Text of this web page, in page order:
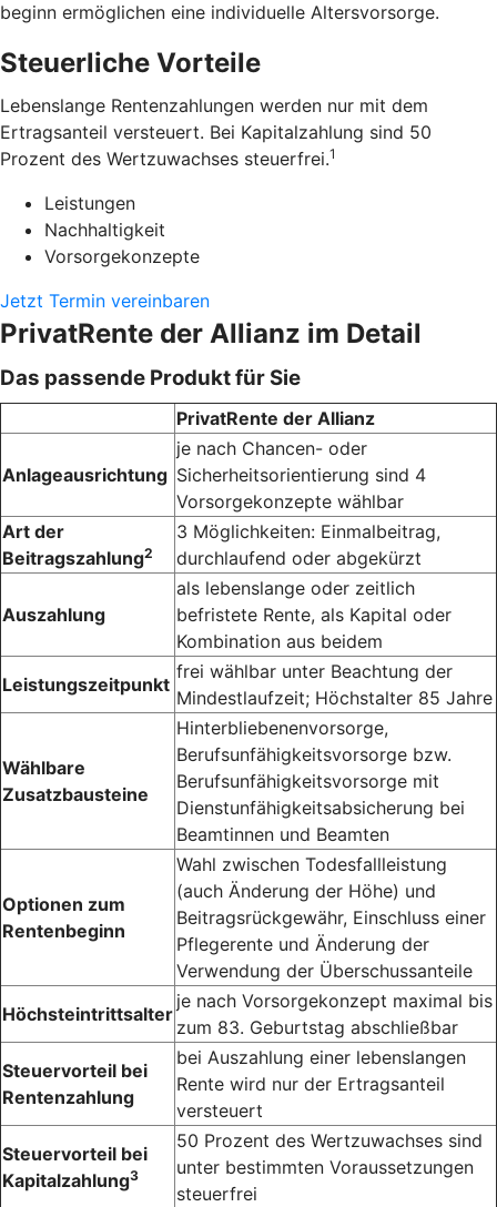
beginn ermöglichen eine individuelle Alters­vorsorge.
Steuerliche Vorteile
Lebens­lange Renten­zahlungen werden nur mit dem
Ertrags­anteil versteuert. Bei Kapital­zahlung sind 50
Prozent des Wert­zuwachses steuerfrei.1
Leistungen
Nachhaltigkeit
Vorsorgekonzepte
Jetzt Termin vereinbaren
PrivatRente der Allianz im Detail
Das passende Produkt für Sie
PrivatRente der Allianz
Anlageausrichtung
je nach Chancen- oder
Sicherheitsorientierung sind 4
Vorsorge­konzepte wählbar
Art der
Beitragszahlung2
3 Möglichkeiten: Einmalbeitrag,
durchlaufend oder abgekürzt
Auszahlung
als lebenslange oder zeitlich
befristete Rente, als Kapital oder
Kombination aus beidem
Leistungszeitpunkt
frei wählbar unter Beachtung der
Mindest­laufzeit; Höchst­alter 85 Jahre
Wählbare
Zusatzbausteine
Hinter­bliebenen­vorsorge,
Berufsunfähigkeitsvorsorge bzw.
Berufs­unfähigkeits­vorsorge mit
Dienst­unfähigkeits­absicherung bei
Beamtinnen und Beamten
Optionen zum
Rentenbeginn
Wahl zwischen Todesfallleistung
(auch Änderung der Höhe) und
Beitragsrückgewähr, Einschluss einer
Pflegerente und Änderung der
Verwendung der Überschussanteile
Höchsteintrittsalter
je nach Vorsorge­konzept maximal bis
zum 83. Geburts­tag abschließbar
Steuervorteil bei
Rentenzahlung
bei Auszahlung einer lebens­langen
Rente wird nur der Ertrags­anteil
versteuert
Steuervorteil bei
Kapitalzahlung3
50 Prozent des Wert­zuwachses sind
unter bestimmten Voraus­setzungen
steuerfrei